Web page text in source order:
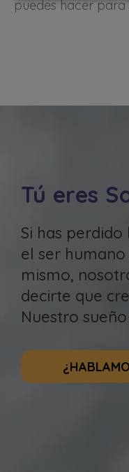
puedes hacer para
Tú eres
Si has
el ser
mismo,
decirte que
Nuestro